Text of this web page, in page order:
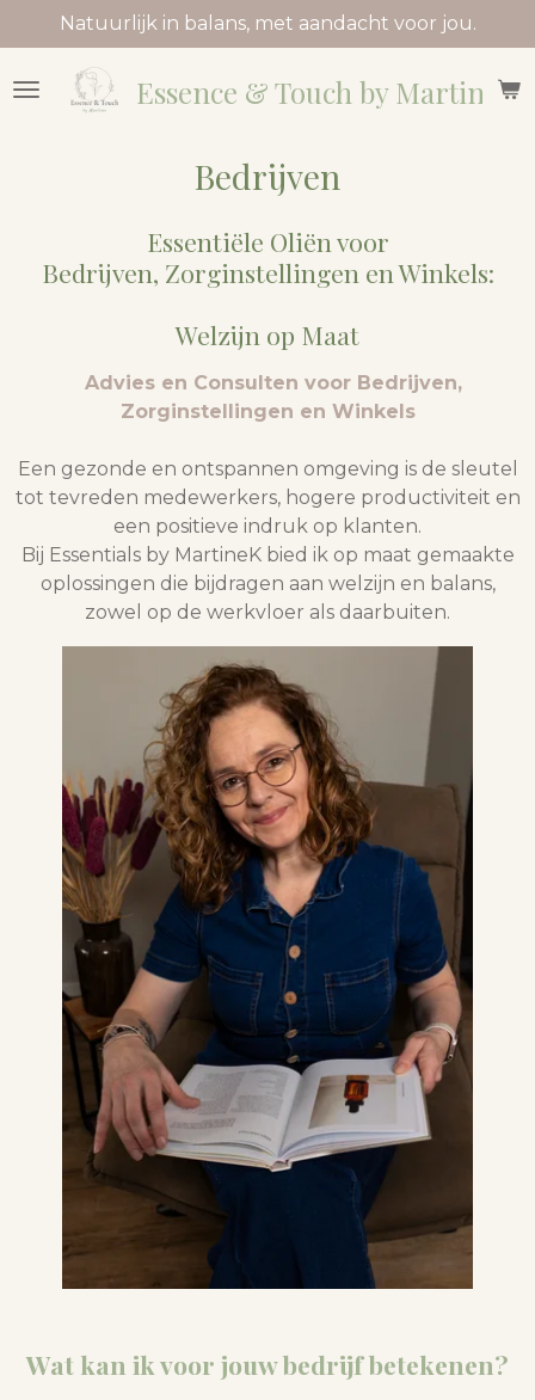
direct
naar
Essence & Touch by Martine
Natuurlijk in balans, met aandacht voor jou.
Bedrijven
Essentiële Oliën voor
Bedrijven, Zorginstellingen en Winkels:
Welzijn op Maat
Advies en Consulten voor Bedrijven,
Zorginstellingen en Winkels
Een gezonde en ontspannen omgeving is de sleutel
tot tevreden medewerkers, hogere productiviteit en
een positieve indruk op klanten.
Bij Essentials by MartineK bied ik op maat gemaakte
oplossingen die bijdragen aan welzijn en balans,
zowel op de werkvloer als daarbuiten.
Wat kan ik voor jouw bedrijf betekenen?